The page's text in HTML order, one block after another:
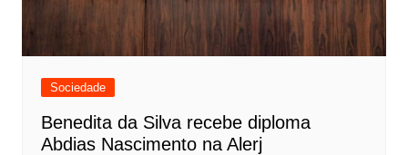
Sociedade
Benedita da Silva recebe diploma
Abdias Nascimento na Alerj